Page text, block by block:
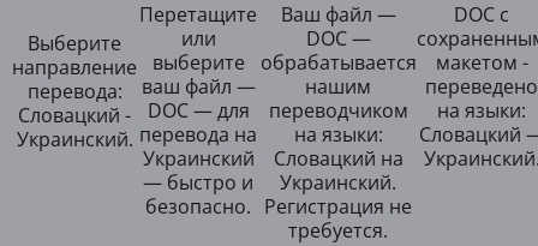
Выберите
направление
перевода:
Словацкий -
Украинский.
Перетащите
или
выберите
ваш файл —
DOC — для
перевода на
Украинский
— быстро и
безопасно.
Ваш файл —
DOC —
обрабатывается
нашим
переводчиком
на языки:
Словацкий на
Украинский.
Регистрация не
требуется.
DOC с
макетом -
переведено
на языки:
Словацкий